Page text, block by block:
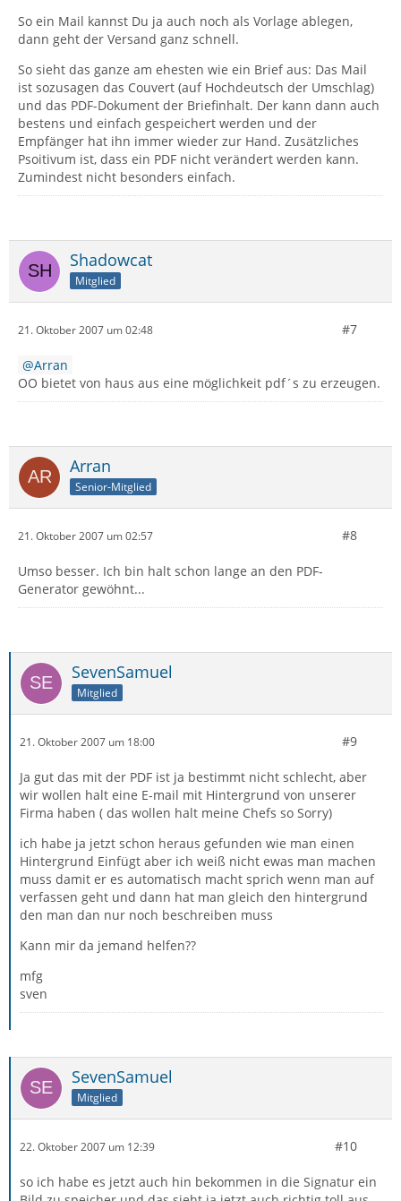
So ein Mail kannst Du ja auch noch als Vorlage ablegen,
dann geht der Versand ganz schnell.
So sieht das ganze am ehesten wie ein Brief aus: Das Mail
ist sozusagen das Couvert (auf Hochdeutsch der Umschlag)
und das PDF-Dokument der Briefinhalt. Der kann dann auch
bestens und einfach gespeichert werden und der
Empfänger hat ihn immer wieder zur Hand. Zusätzliches
Psoitivum ist, dass ein PDF nicht verändert werden kann.
Zumindest nicht besonders einfach.
Shadowcat
Mitglied
21. Oktober 2007 um 02:48 #7
Arran
OO bietet von haus aus eine möglichkeit pdf´s zu erzeugen.
Arran
Senior-Mitglied
21. Oktober 2007 um 02:57 #8
Umso besser. Ich bin halt schon lange an den PDF-
Generator gewöhnt...
SevenSamuel
Mitglied
21. Oktober 2007 um 18:00 #9
Ja gut das mit der PDF ist ja bestimmt nicht schlecht, aber
wir wollen halt eine E-mail mit Hintergrund von unserer
Firma haben ( das wollen halt meine Chefs so Sorry)
ich habe ja jetzt schon heraus gefunden wie man einen
Hintergrund Einfügt aber ich weiß nicht ewas man machen
muss damit er es automatisch macht sprich wenn man auf
verfassen geht und dann hat man gleich den hintergrund
den man dan nur noch beschreiben muss
Kann mir da jemand helfen??
mfg
sven
SevenSamuel
Mitglied
22. Oktober 2007 um 12:39 #10
so ich habe es jetzt auch hin bekommen in die Signatur ein